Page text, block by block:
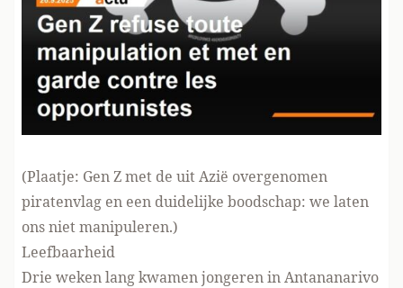
(Plaatje: Gen Z met de uit Azië overgenomen
piratenvlag en een duidelijke boodschap: we laten
ons niet manipuleren.)
Leefbaarheid
Drie weken lang kwamen jongeren in Antananarivo